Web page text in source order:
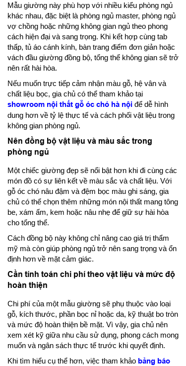
Mẫu giường này phù hợp với nhiều kiểu phòng ngủ
khác nhau, đặc biệt là phòng ngủ master, phòng ngủ
vợ chồng hoặc những không gian ngủ theo phong
cách hiện đại và sang trọng. Khi kết hợp cùng tab
thấp, tủ áo cánh kính, bàn trang điểm đơn giản hoặc
vách đầu giường đồng bộ, tổng thể không gian sẽ trở
nên rất hài hòa.
Nếu muốn trực tiếp cảm nhận màu gỗ, hệ vân và
chất liệu bọc, gia chủ có thể tham khảo tại
showroom nội thất gỗ óc chó hà nội để dễ hình
dung hơn về tỷ lệ thực tế và cách phối vật liệu trong
không gian phòng ngủ.
Nên đồng bộ vật liệu và màu sắc trong
phòng ngủ
Một chiếc giường đẹp sẽ nổi bật hơn khi đi cùng các
món đồ có sự liên kết về màu sắc và chất liệu. Với
gỗ óc chó nâu đậm và đệm bọc màu ghi sáng, gia
chủ có thể chọn thêm những món nội thất mang tông
be, xám ấm, kem hoặc nâu nhẹ để giữ sự hài hòa
cho tổng thể.
Cách đồng bộ này không chỉ nâng cao giá trị thẩm
mỹ mà còn giúp phòng ngủ trở nên sang trọng và ổn
định hơn về mặt cảm giác.
Cần tính toán chi phí theo vật liệu và mức độ
hoàn thiện
Chi phí của một mẫu giường sẽ phụ thuộc vào loại
gỗ, kích thước, phần bọc nỉ hoặc da, kỹ thuật bo tròn
và mức độ hoàn thiện bề mặt. Vì vậy, gia chủ nên
xem xét kỹ giữa nhu cầu sử dụng, phong cách mong
muốn và ngân sách thực tế trước khi quyết định.
Khi tìm hiểu cụ thể hơn, việc tham khảo bảng báo